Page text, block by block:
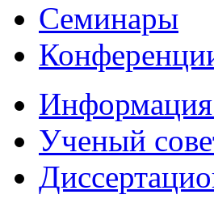
Семинары
Ученый